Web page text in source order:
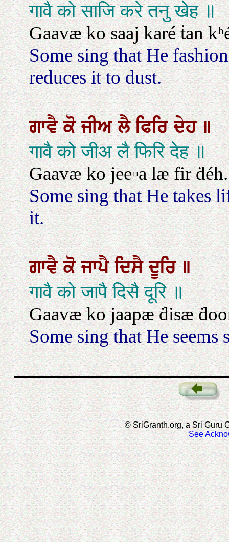
गावै को साजि करे तनु खेह ॥
Gaavæ ko saaj karé ṫan
Some sing that He
reduces it to dust.
ਗਾਵੈਕੋਜੀਅਲੈਫਿਰਿਦੇਹ॥
गावै को जीअ लै फिरि देह ॥
Gaavæ ko jee▫a læ fir ḋéh.
Some sing that He takes
it.
ਗਾਵੈਕੋਜਾਪੈਦਿਸੈਦੂਰਿ॥
गावै को जापै दिसै दूरि ॥
Gaavæ ko jaapæ ḋisæ
Some sing that He seems
© SriGranth.org, a Sri Guru
See